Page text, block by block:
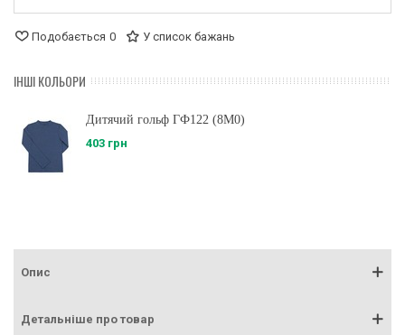
Подобається 0 У список бажань
ІНШІ КОЛЬОРИ
Дитячий гольф ГФ122 (8M0)
403 грн
Опис
Детальніше про товар